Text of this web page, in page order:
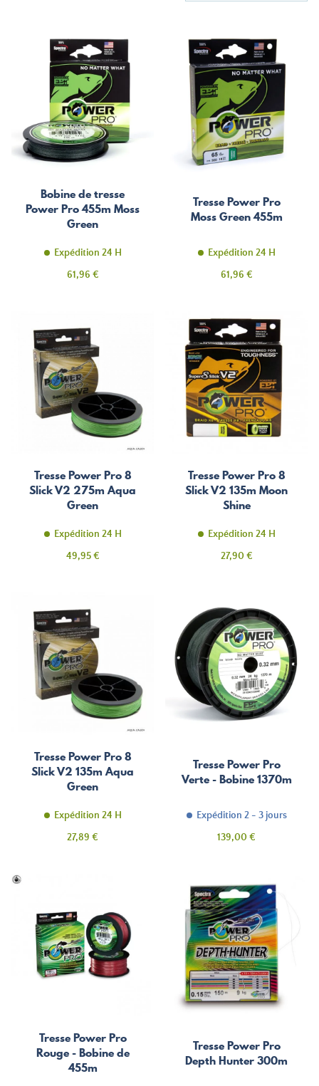
Bobine de tresse
Power Pro 455m Moss
Green
Expédition 24 H
Prix
61,96 €
Tresse Power Pro
Moss Green 455m
Expédition 24 H
Prix
61,96 €
Tresse Power Pro 8
Slick V2 275m Aqua
Green
Expédition 24 H
Prix
49,95 €
Tresse Power Pro 8
Slick V2 135m Moon
Shine
Expédition 24 H
Prix
27,90 €
Tresse Power Pro 8
Slick V2 135m Aqua
Green
Expédition 24 H
Prix
27,89 €
Tresse Power Pro
Verte - Bobine 1370m
Expédition 2 - 3 jours
Prix
139,00 €
Tresse Power Pro
Rouge - Bobine de
455m
Tresse Power Pro
Depth Hunter 300m